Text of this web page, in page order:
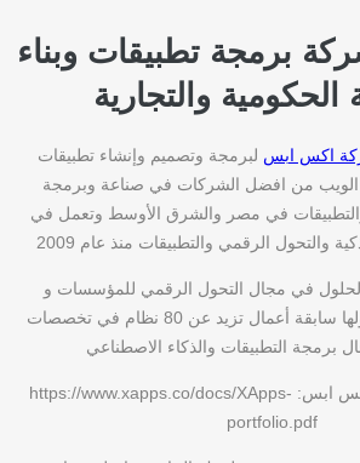
برمجة تطبيقات وبناء
الحكومية والتجارية
اكس ابس لبرمجة وتصميم وإنشاء تطبيقات
و الويب من افضل الشركات في صناعة وبرمجة
والتطبيقات في مصر والشرق الأوسط وتعمل في
والتحول الرقمي والتطبيقات منذ عام 2009
في مجال التحول الرقمي للمؤسسات و
الشركات والحكومات ولها سابقة أعمال تزيد عن 80 نظام في تخصصات
برمجة التطبيقات والذكاء الاصطناعي
سابقة اعمال شركة اكس ابس: https://www.xapps.co/docs/XApps-
portfolio.pdf